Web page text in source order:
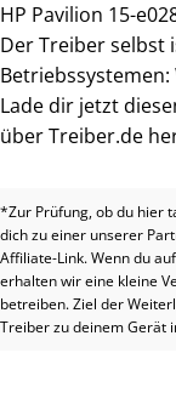
HP Pavilion 15-
Der Treiber selbst
Betriebssystemen:
Lade dir jetzt
über Treiber.de
*Zur Prüfung, ob du hier
dich zu einer unserer
Affiliate-Link. Wenn du
erhalten wir eine kleine
betreiben. Ziel der
Treiber zu deinem Gerät